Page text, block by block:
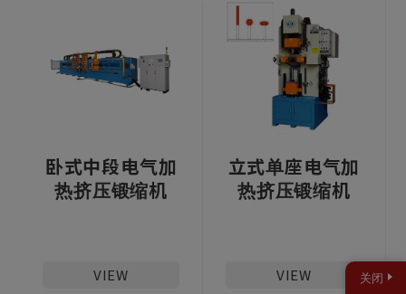
卧式中段电气加
热挤压锻缩机
VIEW
立式单座电气加
热挤压锻缩机
VIEW 关闭